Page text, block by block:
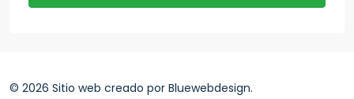
© 2026 Sitio web creado por Bluewebdesign.